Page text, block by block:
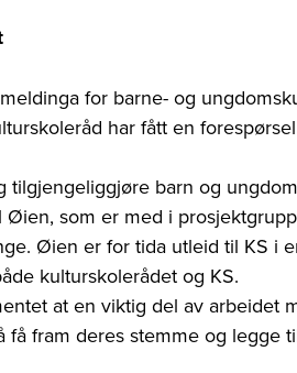
for barne- og
har fått en
barn og
som er med i
Øien er for tida utleid til KS i
kulturskolerådet og KS.
at en viktig del av arbeidet
fram deres stemme og legge